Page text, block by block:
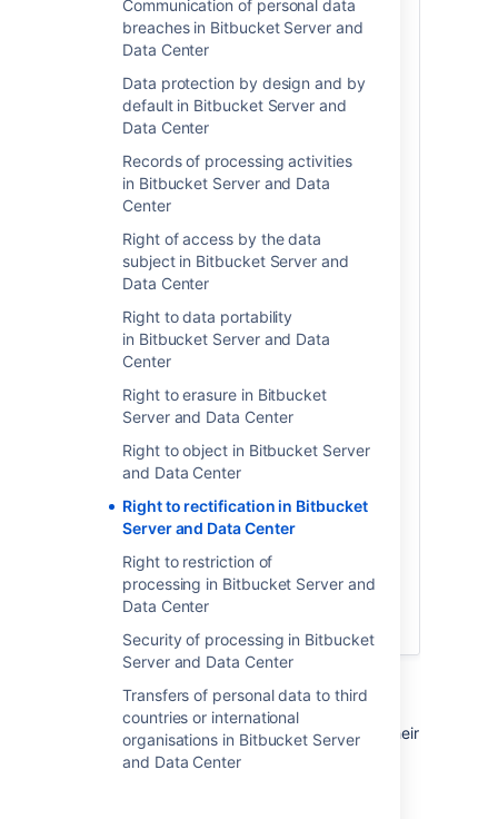
Communication of personal data
breaches in Bitbucket Server and
Data Center
Data protection by design and by
default in Bitbucket Server and
Data Center
Records of processing activities
in Bitbucket Server and Data
Center
Right of access by the data
subject in Bitbucket Server and
Data Center
Right to data portability
in Bitbucket Server and Data
Center
Right to erasure in Bitbucket
Server and Data Center
Right to object in Bitbucket Server
and Data Center
Right to rectification in Bitbucket
Server and Data Center
Right to restriction of
processing in Bitbucket Server and
Data Center
Security of processing in Bitbucket
Server and Data Center
Transfers of personal data to third
countries or international
organisations in Bitbucket Server
and Data Center
定のアトラシアン製品でこれを実行するた
めの以降の手順をご確認ください。
製品に保存される個人データは、1) アカウ
ントレベルの個人データと 2) フリーフォー
ム テキスト形式の個人データに区別されま
製品内に存在し、製品で各ユーザーを区別
するためにのみ使用されるデータ フィール
ドです。アカウントレベルの個人データの
例には、ユーザーの表示名、プロファイル
画像またはアバター、メール アドレスが含
まれます。これらのデータ要素は通常ユー
スやコンテンツ内でユーザーが @メンショ
ンやタグ付けされた場合にプロフィールを
参照できるようにするため、製品全体で使
用されます。アカウントレベルの個人デー
タの要素を変更すると、関連するアカウン
製品全体にわたって自動的に変更されま
す。
フリーフォームのテキスト形式で個人デー
タを追加していた場合 (コンテンツのスペー
スへの入力やカスタム フィールドのラベル
名など)、製品のグローバル検索機能を使っ
てこのような個人データを検出し、個別に
説明
These workarounds will help users change their
personal data in Bitbucket Server.